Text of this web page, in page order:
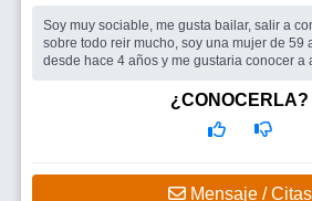
Soy muy sociable, me gusta bailar, salir a
sobre todo reir mucho, soy una mujer de 59
desde hace 4 años y me gustaria conocer a
lo que vaya surgiendo, lo primero es
que podamos coincidir en lo que nos gusta
¿CONOCERLA?
Mensaje / Citas